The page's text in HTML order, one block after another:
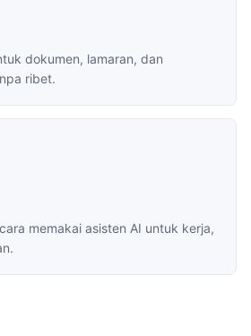
dokumen, lamaran, dan
ribet.
memakai asisten AI untuk kerja,